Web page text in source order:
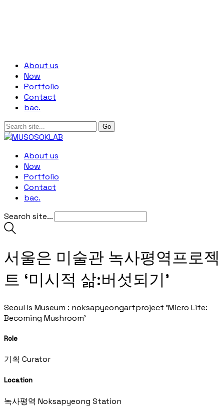
About us
Now
Portfolio
Contact
bac.
About us
Now
Portfolio
Contact
bac.
Search site...
서울은 미술관 녹사평역프로젝
트 ‘미시적 삶:버섯되기’
Seoul Is Museum : noksapyeongartproject 'Micro Life:
Becoming Mushroom'
Role
기획 Curator
Location
녹사평역 Noksapyeong Station